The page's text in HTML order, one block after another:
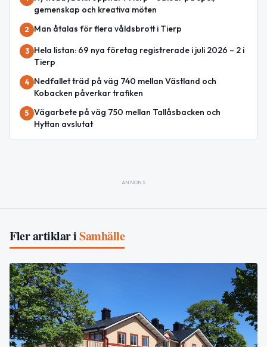
gemenskap och kreativa möten
2 Man åtalas för flera våldsbrott i Tierp
3
Hela listan: 69 nya företag registrerade i juli 2026 – 2 i
Tierp
4
Nedfallet träd på väg 740 mellan Västland och
Kobacken påverkar trafiken
5 Vägarbete på väg 750 mellan Tallåsbacken och
Hyttan avslutat
ANNONS
Fler artiklar iSamhälle